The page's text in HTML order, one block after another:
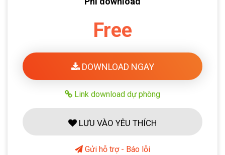
Free
DOWNLOAD NGAY
Link download dự phòng
LƯU VÀO YÊU THÍCH
Gửi hỗ trợ - Báo lỗi